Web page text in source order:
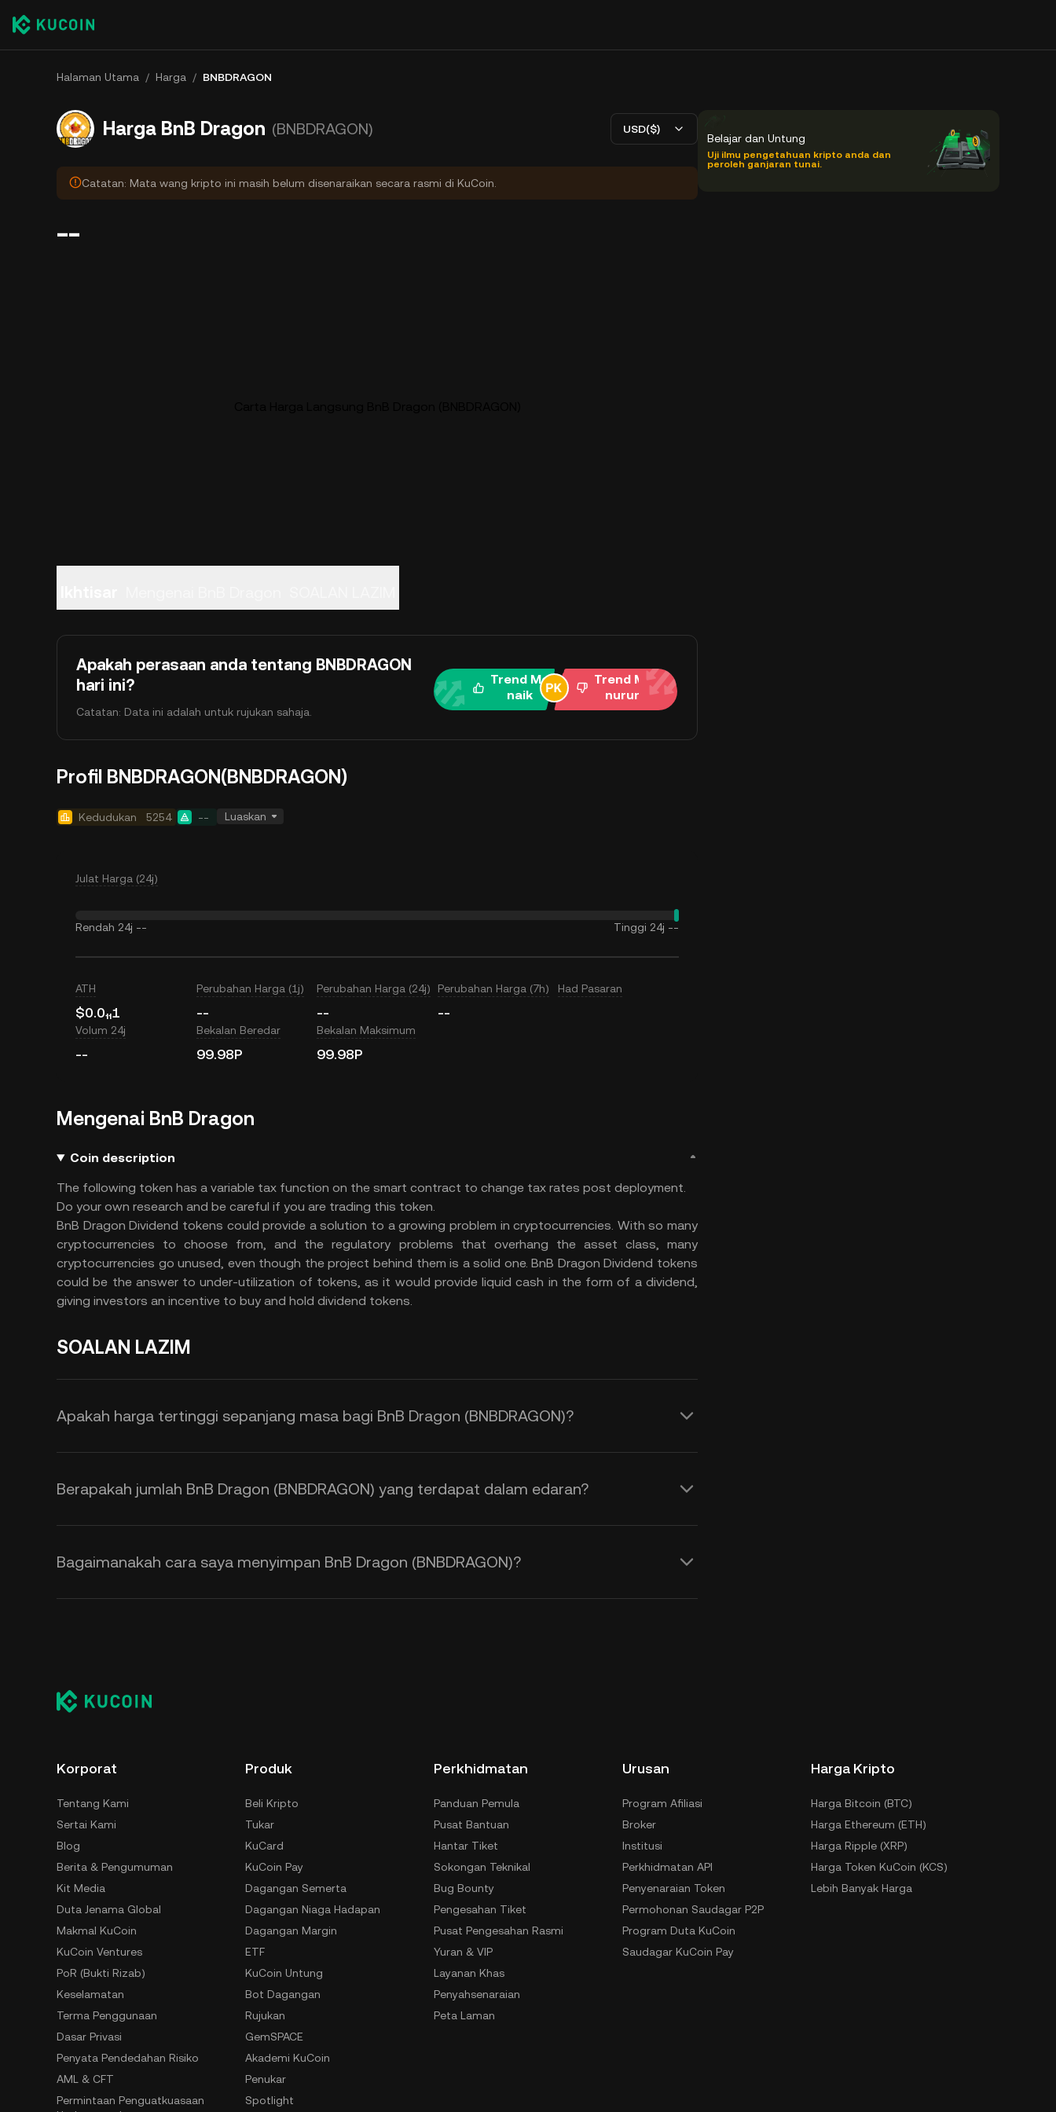
Halaman Utama / Harga / BNBDRAGON
Harga BnB Dragon (BNBDRAGON) USD($)
Catatan: Mata wang kripto ini masih belum disenaraikan secara rasmi di KuCoin.
--
Apakah perasaan anda tentang BNBDRAGON
hari ini?
Catatan: Data ini adalah untuk rujukan sahaja.
Trend Me
naik
Trend Me
nurun
Profil BNBDRAGON(BNBDRAGON)
Kedudukan 5254 -- Luaskan
Julat Harga (24j)
Rendah 24j -- Tinggi 24j --
ATH
$0.0₁₁1
Perubahan Harga (1j)
--
Perubahan Harga (24j)
--
Perubahan Harga (7h)
--
Had Pasaran
Volum 24j
--
Bekalan Beredar
99.98P
Bekalan Maksimum
99.98P
Mengenai BnB Dragon
Coin description
The following token has a variable tax function on the smart contract to change tax rates post deployment.
Do your own research and be careful if you are trading this token.
BnB Dragon Dividend tokens could provide a solution to a growing problem in cryptocurrencies. With so many
cryptocurrencies to choose from, and the regulatory problems that overhang the asset class, many
cryptocurrencies go unused, even though the project behind them is a solid one. BnB Dragon Dividend tokens
could be the answer to under-utilization of tokens, as it would provide liquid cash in the form of a dividend,
giving investors an incentive to buy and hold dividend tokens.
SOALAN LAZIM
Apakah harga tertinggi sepanjang masa bagi BnB Dragon (BNBDRAGON)?
Berapakah jumlah BnB Dragon (BNBDRAGON) yang terdapat dalam edaran?
Bagaimanakah cara saya menyimpan BnB Dragon (BNBDRAGON)?
Belajar dan Untung
Uji ilmu pengetahuan kripto anda dan
peroleh ganjaran tunai.
Korporat
Tentang Kami
Sertai Kami
Blog
Berita & Pengumuman
Kit Media
Duta Jenama Global
Makmal KuCoin
KuCoin Ventures
PoR (Bukti Rizab)
Keselamatan
Terma Penggunaan
Dasar Privasi
Penyata Pendedahan Risiko
AML & CFT
Permintaan Penguatkuasaan
Produk
Beli Kripto
Tukar
KuCard
KuCoin Pay
Dagangan Semerta
Dagangan Niaga Hadapan
Dagangan Margin
ETF
KuCoin Untung
Bot Dagangan
Rujukan
GemSPACE
Akademi KuCoin
Penukar
Spotlight
Perkhidmatan
Panduan Pemula
Pusat Bantuan
Hantar Tiket
Sokongan Teknikal
Bug Bounty
Pengesahan Tiket
Pusat Pengesahan Rasmi
Yuran & VIP
Layanan Khas
Penyahsenaraian
Peta Laman
Urusan
Program Afiliasi
Broker
Institusi
Perkhidmatan API
Penyenaraian Token
Permohonan Saudagar P2P
Program Duta KuCoin
Saudagar KuCoin Pay
Harga Kripto
Harga Bitcoin (BTC)
Harga Ethereum (ETH)
Harga Ripple (XRP)
Harga Token KuCoin (KCS)
Lebih Banyak Harga